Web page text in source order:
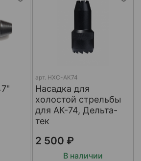
арт. НХС-АК74
Насадка для
холостой стрельбы
для АК-74, Дельта-
тек
2 500 ₽
В наличии